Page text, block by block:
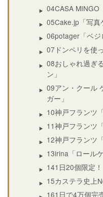
04CASA MINGO
05Cake.jp「写真
06potager「ベジ
07ドンペリを使
08おしゃれ過ぎ
ン」
09アン・クール
ガー」
10神戸フランツ
11神戸フランツ
12神戸フランツ
13irina「ロール
141日20個限定
15カステラ史上
161日で4万個完